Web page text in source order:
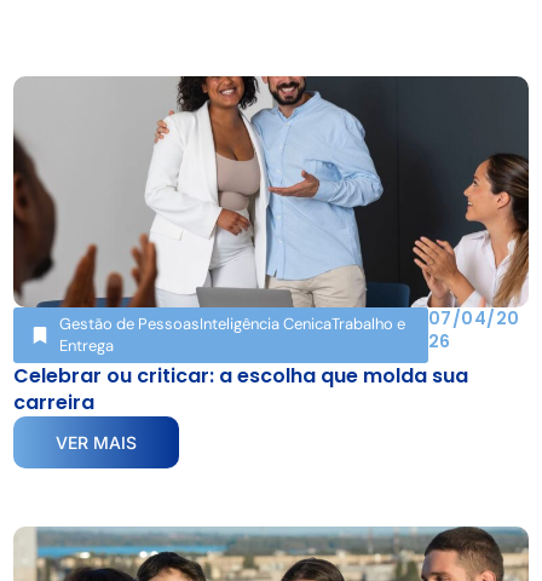
Gestão de PessoasInteligência CenicaTrabalho e
Entrega
07/04/20
26
Celebrar ou criticar: a escolha que molda sua
carreira
VER MAIS